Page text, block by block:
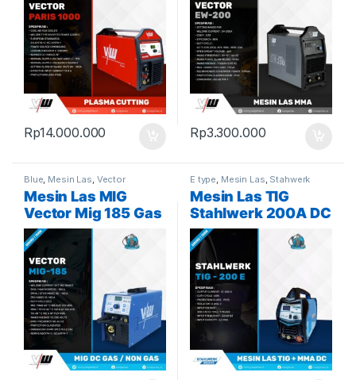
Rp14.000.000 Rp3.300.000
Blue Mesin Las Vector
Mesin Las MIG
Vector Mig 185 Gas
/ Gasless DC Mig –
non gas
E type Mesin Las Stahwerk
Mesin Las TIG
Stahlwerk 200A DC
Tig-200E